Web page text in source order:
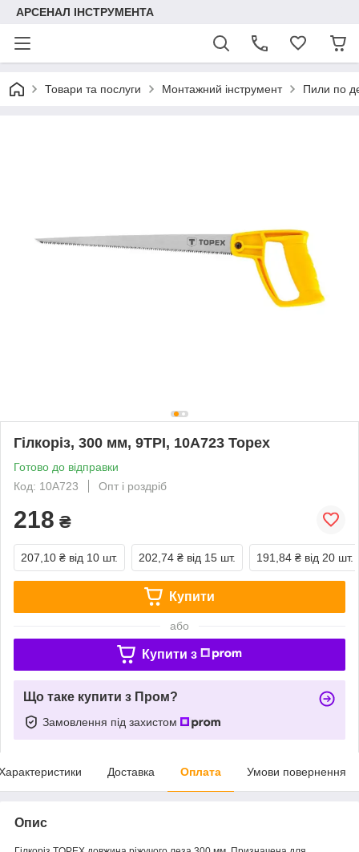
АРСЕНАЛ ІНСТРУМЕНТА
Товари та послуги Монтажний інструмент Пили по
Гілкоріз, 300 мм, 9TPI, 10A723 Topex
Готово до відправки
Код: 10A723
Опт і роздріб
218 ₴
207,10 ₴ від 10 шт. 202,74 ₴ від 15 шт. 191,84 ₴ від 20 шт.
Купити
або
Купити з
Що таке купити з Пром?
Замовлення під захистом
Доставка Оплата Умови повернення
Опис